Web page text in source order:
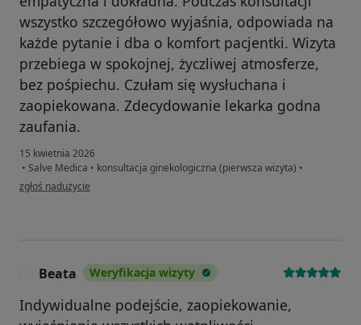
wszystko szczegółowo wyjaśnia, odpowiada na
każde pytanie i dba o komfort pacjentki. Wizyta
przebiega w spokojnej, życzliwej atmosferze,
bez pośpiechu. Czułam się wysłuchana i
zaopiekowana. Zdecydowanie lekarka godna
zaufania.
15 kwietnia 2026
• Salve Medica • konsultacja ginekologiczna (pierwsza wizyta) •
w opinii użytkownika S.K.
zgłoś nadużycie
Beata Weryfikacja wizyty
Indywidualne podejście, zaopiekowanie,